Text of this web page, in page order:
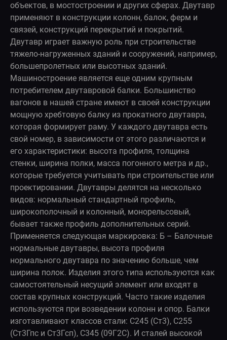
объектов, в мостостроении и других сферах. Двутавр
применяют в конструкции колонн, балок, ферм и
связей, конструкций перекрытий и покрытий.
Двутавр играет важную роль при строительстве
тяжело-нагруженных зданий и сооружений, например,
большепролетных или высотных зданий.
Машиностроение является еще одним крупным
потребителем двутавровой балки. Большинство
вагонов в нашей стране имеют в своей конструкции
мощную хребтовую балку из прокатного двутавра,
которая формирует раму. У каждого двутавра есть
свой номер, в зависимости от этого различаются и
его характеристики: высота профиля, толщина
стенки, ширина полки, масса погонного метра и др.,
которые требуется учитывать при строительстве или
проектировании. Двутавры делятся на несколько
видов: нормальный стандартный профиль,
широкополочный и колонный, монорельсовый,
бывает также профиль дополнительных серий.
Применяется следующая маркировка: Б – Балочные
нормальные двутавры, высота профиля
нормального двутавра по значению больше, чем
ширина полок. Изделия этого типа используются как
самостоятельный несущий элемент или входят в
состав крупных конструкций. Часто такие изделия
используются при возведении колонн и опор. Балки
изготавливают классов стали: С245 (Ст3), С255
(Ст3Гпс и Ст3Гсп), С345 (09Г2С). И сталей высокой